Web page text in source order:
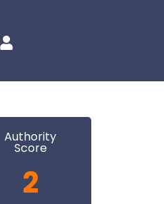
Authority
Score
2